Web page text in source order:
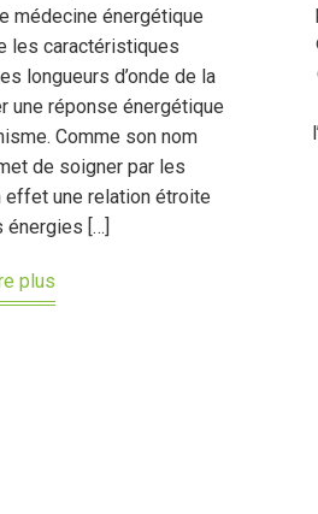
médecine énergétique
les caractéristiques
longueurs d’onde de la
une réponse énergétique
Comme son nom
de soigner par les
une relation étroite
énergies […]
plus